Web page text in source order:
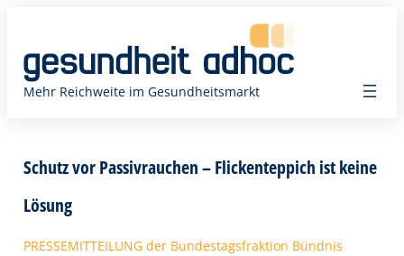
springen
Mehr Reichweite im Gesundheitsmarkt
Schutz vor Passivrauchen – Flickenteppich ist keine
Lösung
PRESSEMITTEILUNG der Bundestagsfraktion Bündnis